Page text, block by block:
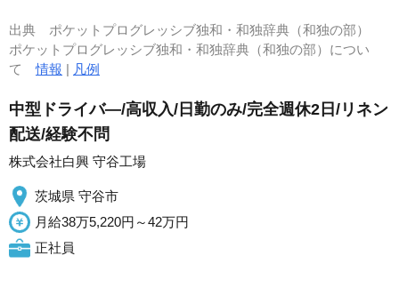
出典 ポケットプログレッシブ独和・和独辞典（和独の部）
ポケットプログレッシブ独和・和独辞典（和独の部）につい
て情報 | 凡例
中型ドライバ―/高収入/日勤のみ/完全週休2日/リネン
配送/経験不問
株式会社白興 守谷工場
茨城県 守谷市
月給38万5,220円～42万円
正社員